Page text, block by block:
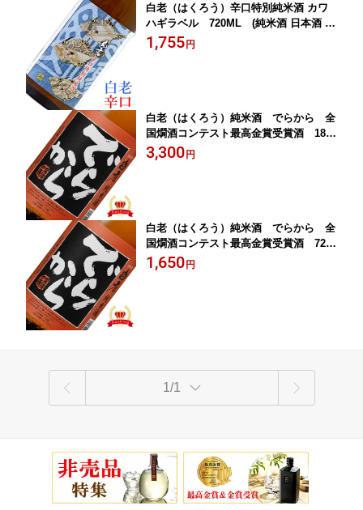
白老（はくろう）辛口特別純米酒 カワ
ハギラベル 720ML (純米酒 日本酒 酒
地酒 ギフト プレゼント ランキング 通
販 専門店 ラッピング 人気 お取り寄せ
1,755 円
白老（はくろう）純米酒 でらから 全
国燗酒コンテスト最高金賞受賞酒 1800
ML (純米酒 日本酒 酒 地酒 ギフト プ
レゼント ランキング 人気 お取り寄せ
3,300 円
白老（はくろう）純米酒 でらから 全
国燗酒コンテスト最高金賞受賞酒 720
ML (純米酒 日本酒 酒 地酒 ギフト プレ
ゼント ランキング 人気 お取り寄せ 誕
1,650 円
1/1